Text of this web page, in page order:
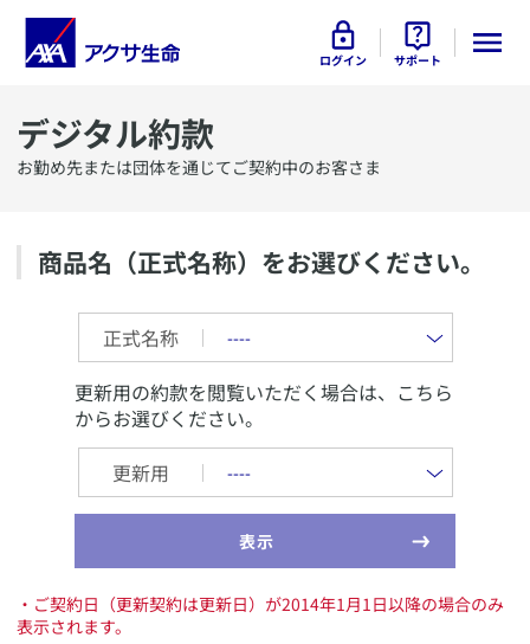
ログイン サポート
デジタル約款
お勤め先または団体を通じてご契約中のお客さま
商品名（正式名称）をお選びください。
正式名称
更新用の約款を閲覧いただく場合は、こちら
からお選びください。
更新用
表示
・ご契約日（更新契約は更新日）が2014年1月1日以降の場合のみ
表示されます。